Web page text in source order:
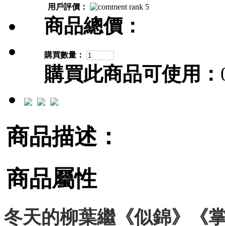
用戶評價：
商品總價：
購買數量：
購買此商品可使用：
商品描述：
商品屬性
冬天的柳葉繼《似錦》《